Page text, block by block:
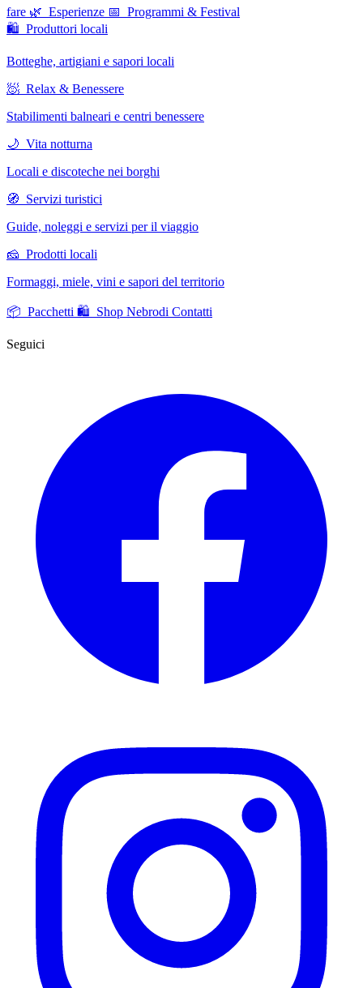
fare 🌿 Esperienze 📅 Programmi & Festival
🛍 Produttori locali
Botteghe, artigiani e sapori locali
🧖 Relax & Benessere
Stabilimenti balneari e centri benessere
🌙 Vita notturna
Locali e discoteche nei borghi
🧭 Servizi turistici
Guide, noleggi e servizi per il viaggio
🧀 Prodotti locali
Formaggi, miele, vini e sapori del territorio
📦 Pacchetti 🛍️ Shop Nebrodi Contatti
Seguici